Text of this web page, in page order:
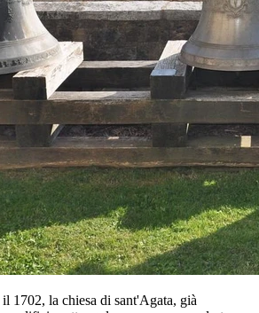
1702, la chiesa di sant'Agata, già